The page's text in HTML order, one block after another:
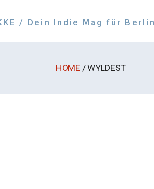
/ Dein Indie Mag für Berlin
HOME /WYLDEST